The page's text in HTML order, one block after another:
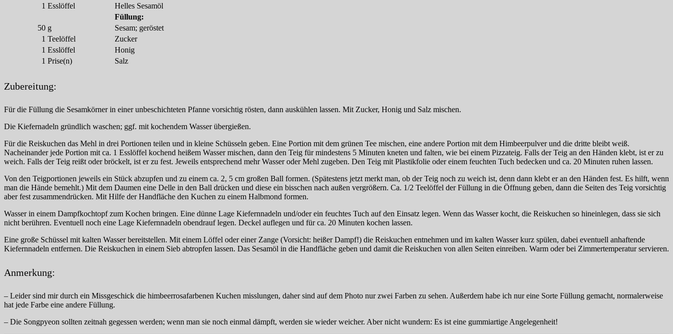
1 Esslöffel
Helles Sesamöl
Füllung:
50 g
Sesam; geröstet
1 Teelöffel
Zucker
1 Esslöffel
Honig
1 Prise(n) Salz
Zubereitung:
Für die Füllung die Sesamkörner in einer unbeschichteten Pfanne vorsichtig rösten, dann auskühlen lassen. Mit Zucker, Honig und Salz mischen.
Die Kiefernadeln gründlich waschen; ggf. mit kochendem Wasser übergießen.
Für die Reiskuchen das Mehl in drei Portionen teilen und in kleine Schüsseln geben. Eine Portion mit dem grünen Tee mischen, eine andere Portion mit dem Himbeerpulver und die dritte bleibt weiß.
Nacheinander jede Portion mit ca. 1 Esslöffel kochend heißem Wasser mischen, dann den Teig für mindestens 5 Minuten kneten und falten, wie bei einem Pizzateig. Falls der Teig an den Händen klebt, ist er zu
weich. Falls der Teig reißt oder bröckelt, ist er zu fest. Jeweils entsprechend mehr Wasser oder Mehl zugeben. Den Teig mit Plastikfolie oder einem feuchten Tuch bedecken und ca. 20 Minuten ruhen lassen.
Von den Teigportionen jeweils ein Stück abzupfen und zu einem ca. 2, 5 cm großen Ball formen. (Spätestens jetzt merkt man, ob der Teig noch zu weich ist, denn dann klebt er an den Händen fest. Es hilft, wenn
man die Hände bemehlt.) Mit dem Daumen eine Delle in den Ball drücken und diese ein bisschen nach außen vergrößern. Ca. 1/2 Teelöffel der Füllung in die Öffnung geben, dann die Seiten des Teig vorsichtig
aber fest zusammendrücken. Mit Hilfe der Handfläche den Kuchen zu einem Halbmond formen.
Wasser in einem Dampfkochtopf zum Kochen bringen. Eine dünne Lage Kiefernnadeln und/oder ein feuchtes Tuch auf den Einsatz legen. Wenn das Wasser kocht, die Reiskuchen so hineinlegen, dass sie sich
nicht berühren. Eventuell noch eine Lage Kiefernnadeln obendrauf legen. Deckel auflegen und für ca. 20 Minuten kochen lassen.
Eine große Schüssel mit kalten Wasser bereitstellen. Mit einem Löffel oder einer Zange (Vorsicht: heißer Dampf!) die Reiskuchen entnehmen und im kalten Wasser kurz spülen, dabei eventuell anhaftende
Kiefernnadeln entfernen. Die Reiskuchen in einem Sieb abtropfen lassen. Das Sesamöl in die Handfläche geben und damit die Reiskuchen von allen Seiten einreiben. Warm oder bei Zimmertemperatur servieren.
Anmerkung:
– Leider sind mir durch ein Missgeschick die himbeerrosafarbenen Kuchen misslungen, daher sind auf dem Photo nur zwei Farben zu sehen. Außerdem habe ich nur eine Sorte Füllung gemacht, normalerweise
hat jede Farbe eine andere Füllung.
– Die Songpyeon sollten zeitnah gegessen werden; wenn man sie noch einmal dämpft, werden sie wieder weicher. Aber nicht wundern: Es ist eine gummiartige Angelegenheit!